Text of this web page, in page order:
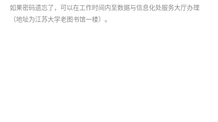
如果密码遗忘了，可以在工作时间内至数据与信息化处服务大厅办理
（地址为江苏大学老图书馆一楼）。